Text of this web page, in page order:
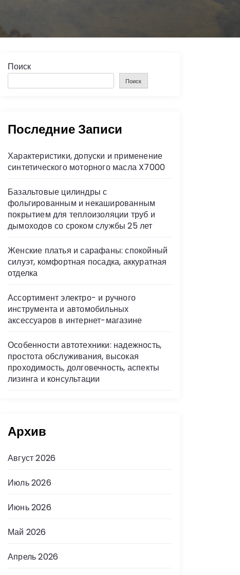
Поиск
Поиск
Последние Записи
Характеристики, допуски и применение
синтетического моторного масла X7000
Базальтовые цилиндры с
фольгированным и некашированным
покрытием для теплоизоляции труб и
дымоходов со сроком службы 25 лет
Женские платья и сарафаны: спокойный
силуэт, комфортная посадка, аккуратная
отделка
Ассортимент электро- и ручного
инструмента и автомобильных
аксессуаров в интернет-магазине
Особенности автотехники: надежность,
простота обслуживания, высокая
проходимость, долговечность, аспекты
лизинга и консультации
Архив
Август 2026
Июль 2026
Июнь 2026
Май 2026
Апрель 2026